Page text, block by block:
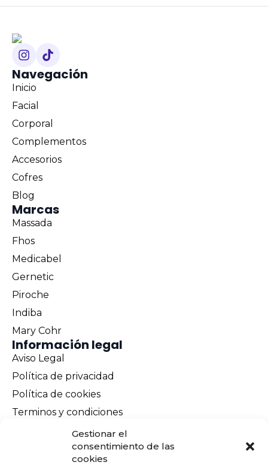
Gestionar el
consentimiento de las
cookies
Navegación
Inicio
Facial
Corporal
Complementos
Accesorios
Cofres
Blog
Marcas
Massada
Fhos
Medicabel
Gernetic
Piroche
Indiba
Mary Cohr
Información legal
Aviso Legal
Política de privacidad
Política de cookies
Terminos y condiciones
Envíos y devoluciones
Pago seguro